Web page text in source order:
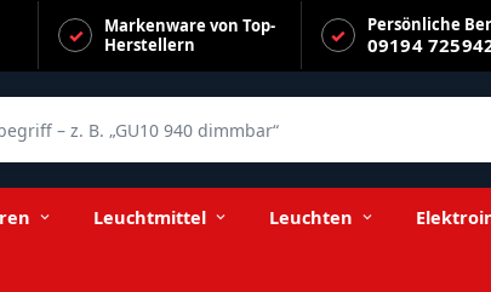
Markenware von Top-
Herstellern
Persönliche
09194
Leuchtmittel Leuchten